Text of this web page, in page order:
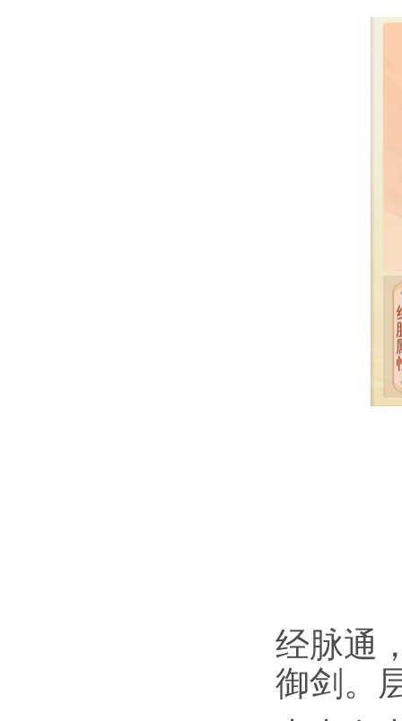
经脉通
御剑。